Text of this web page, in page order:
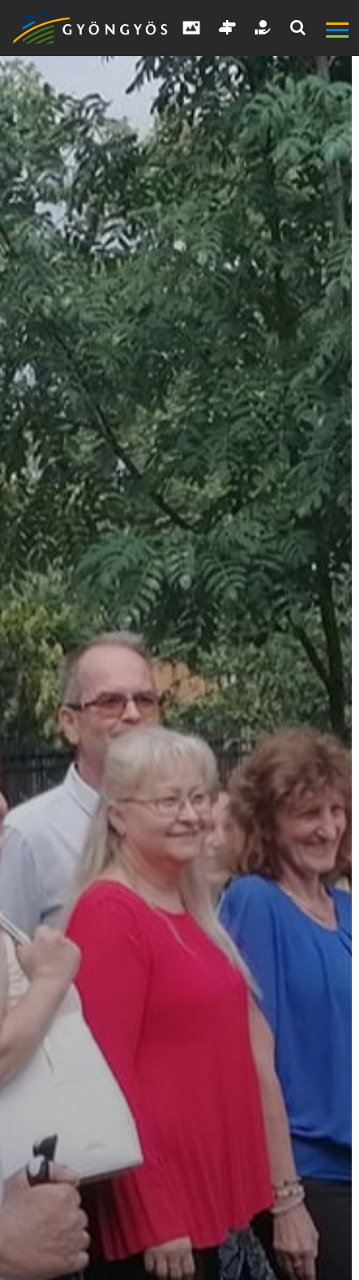
A
VÁROS
KIEMELT
LÁTVÁNYOSSÁGOK
GYÖNGYÖS
VÁROS
ÉRTÉKTÁRA
VÁROSUNKRÓL
LAKOSSÁGI
INFORMÁCIÓK
HASZNOS
KVÍZ
A
PÉNZÜGYEI
KÖLTSÉGVETÉSI
RENDELETEK
AZ
ÉPÜLŐ
VÁROS
FEJLESZTÉSEK